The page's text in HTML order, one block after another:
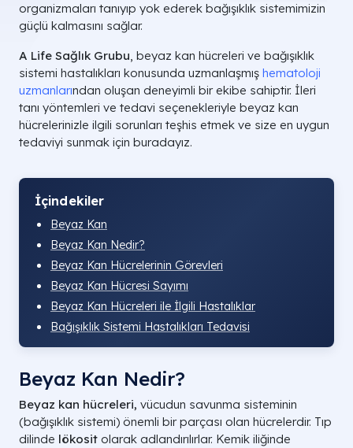
organizmaları tanıyıp yok ederek bağışıklık sistemimizin
güçlü kalmasını sağlar.
A Life Sağlık Grubu, beyaz kan hücreleri ve bağışıklık
sistemi hastalıkları konusunda uzmanlaşmış hematoloji
uzmanlarından oluşan deneyimli bir ekibe sahiptir. İleri
tanı yöntemleri ve tedavi seçenekleriyle beyaz kan
hücrelerinizle ilgili sorunları teşhis etmek ve size en uygun
tedaviyi sunmak için buradayız.
İçindekiler
Beyaz Kan
Beyaz Kan Nedir?
Beyaz Kan Hücrelerinin Görevleri
Beyaz Kan Hücresi Sayımı
Beyaz Kan Hücreleri ile İlgili Hastalıklar
Bağışıklık Sistemi Hastalıkları Tedavisi
Beyaz Kan Nedir?
Beyaz kan hücreleri, vücudun savunma sisteminin
(bağışıklık sistemi) önemli bir parçası olan hücrelerdir. Tıp
dilinde lökosit olarak adlandırılırlar. Kemik iliğinde